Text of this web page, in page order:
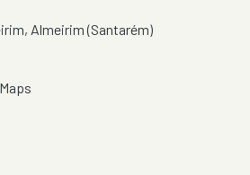
, Almeirim(Santarém)